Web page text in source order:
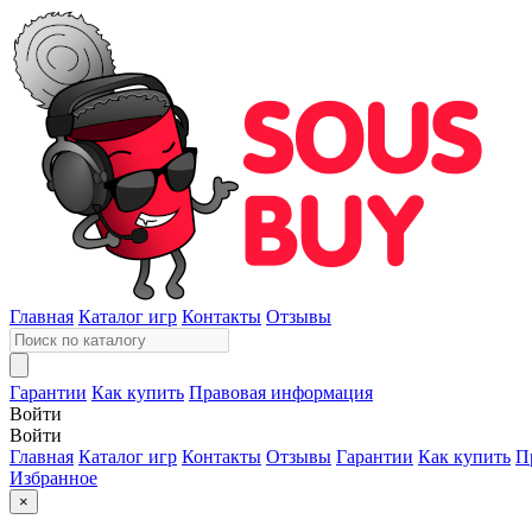
Главная Каталог игр Контакты Отзывы
Гарантии Как купить Правовая информация
Войти
Войти
Главная Каталог игр Контакты Отзывы Гарантии Как купить
Избранное
×